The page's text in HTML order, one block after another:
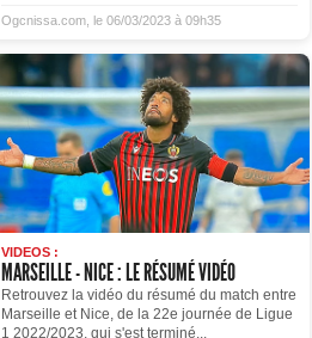
Ogcnissa.com, le 06/03/2023 à 09h35
VIDEOS :
MARSEILLE - NICE : LE RÉSUMÉ VIDÉO
Retrouvez la vidéo du résumé du match entre
Marseille et Nice, de la 22e journée de Ligue
1 2022/2023, qui s'est terminé...